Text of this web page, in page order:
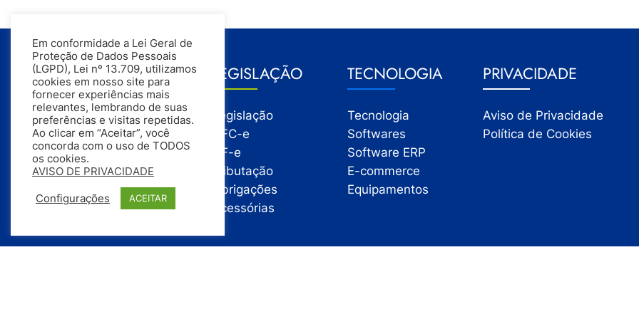
GESTÃO
Gestão
Gestão Financeira
Gestão de Pessoas
Compras
Estoque
Vendas
LEGISLAÇÃO
Legislação
NFC-e
NF-e
Tributação
Obrigações
Acessórias
TECNOLOGIA
Tecnologia
Softwares
Software ERP
E-commerce
Equipamentos
PRIVACIDADE
Aviso de Privacidade
Política de Cookies
Em conformidade a Lei Geral de
Proteção de Dados Pessoais
(LGPD), Lei nº 13.709, utilizamos
cookies em nosso site para
fornecer experiências mais
relevantes, lembrando de suas
preferências e visitas repetidas.
Ao clicar em “Aceitar”, você
concorda com o uso de TODOS
os cookies.
AVISO DE PRIVACIDADE
Configurações ACEITAR